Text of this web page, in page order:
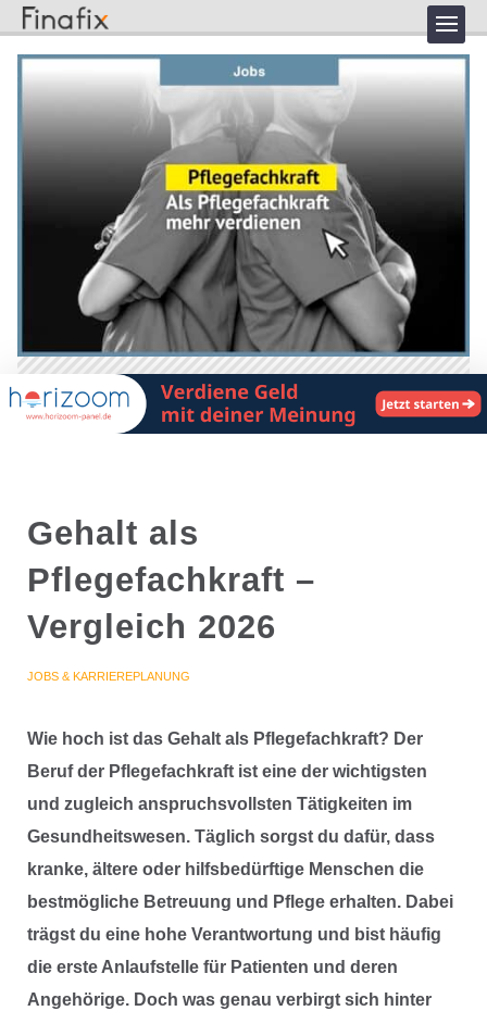
Gehalt als
Pflegefachkraft –
Vergleich 2026
JOBS & KARRIEREPLANUNG
Wie hoch ist das Gehalt als Pflegefachkraft? Der
Beruf der Pflegefachkraft ist eine der wichtigsten
und zugleich anspruchsvollsten Tätigkeiten im
Gesundheitswesen. Täglich sorgst du dafür, dass
kranke, ältere oder hilfsbedürftige Menschen die
bestmögliche Betreuung und Pflege erhalten. Dabei
trägst du eine hohe Verantwortung und bist häufig
die erste Anlaufstelle für Patienten und deren
Angehörige. Doch was genau verbirgt sich hinter